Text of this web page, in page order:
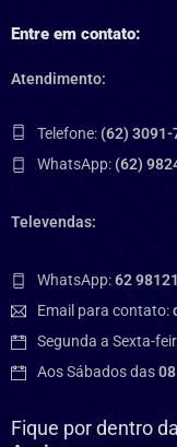
Entre em contato:
Atendimento:
Telefone: (62) 3091-
WhatsApp: (62)
Televendas:
WhatsApp:62
Email para contato:
Segunda a Sexta-
Aos Sábados das
Fique por dentro